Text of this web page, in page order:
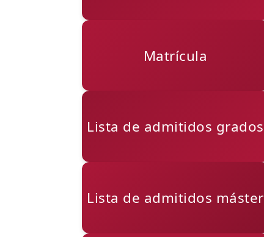
Matrícula
Lista de admitidos grados
Lista de admitidos máster